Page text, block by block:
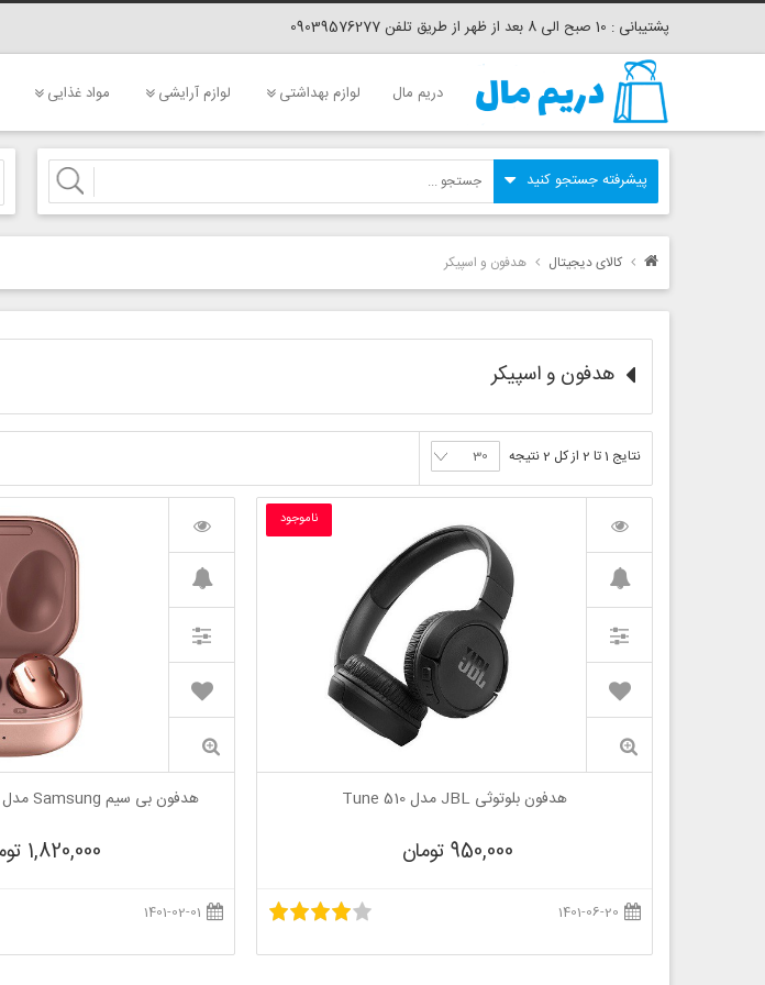
پشتیبانی : 10 صبح الی 8 بعد از ظهر از طریق تلفن 09039576277
دریم مال لوازم بهداشتی لوازم آرایشی مواد غذایی
کالای دیجیتال هدفون و اسپیکر
هدفون و اسپیکر
نتایج 1 تا 2 از کل 2 نتیجه
ناموجود
هدفون بلوتوثی JBL مدل Tune 510
950,000 تومان
هدفون بی سیم Samsung مدل Galaxy Buds Live
1,820,000 تومان